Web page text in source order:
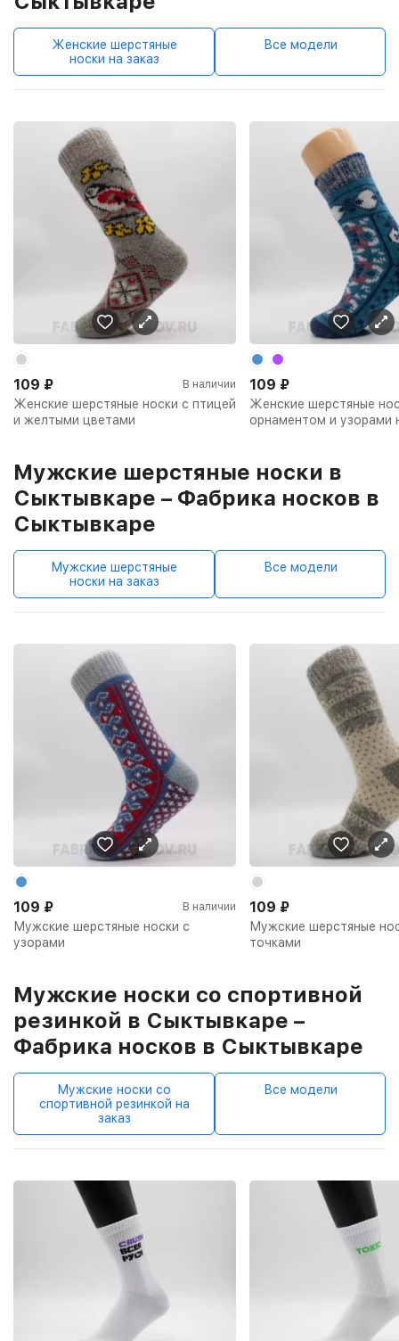
Женские шерстяные
носки на заказ
Все модели
Женские шерстяные носки с птицей
и желтыми цветами
109 ₽ В наличии
Женские шерстяные
орнаментом и узорами
109 ₽
Мужские шерстяные носки в
Сыктывкаре – Фабрика носков в
Сыктывкаре
Мужские шерстяные
носки на заказ
Все модели
Мужские шерстяные носки с
узорами
109 ₽ В наличии
Мужские шерстяные
точками
109 ₽
Мужские носки со спортивной
резинкой в Сыктывкаре –
Фабрика носков в Сыктывкаре
Мужские носки со
спортивной резинкой на
заказ
Все модели